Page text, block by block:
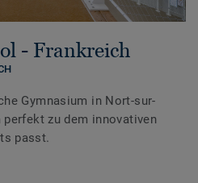
- Frankreich
Gymnasium in Nort-sur-
zu dem innovativen
passt.